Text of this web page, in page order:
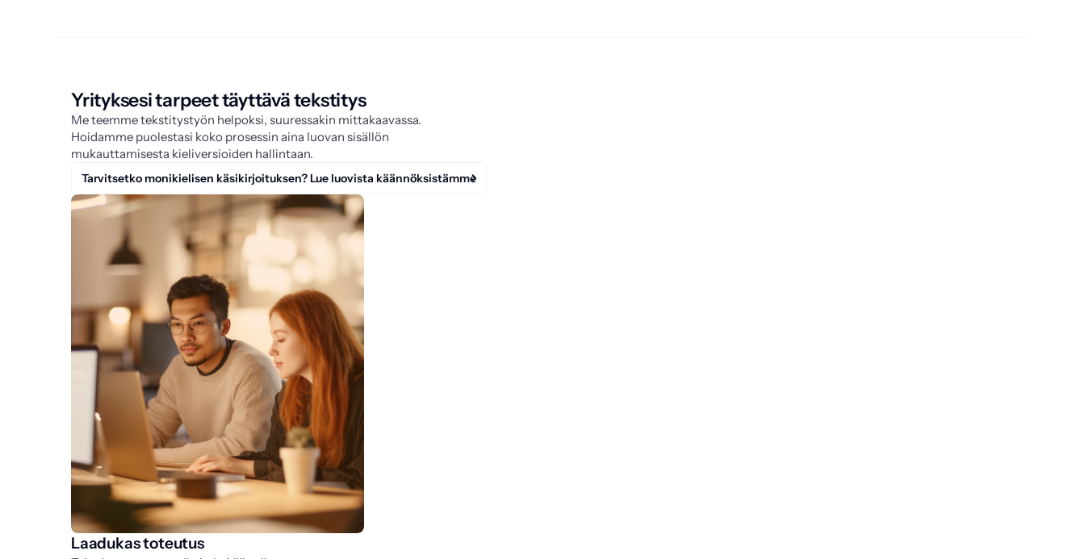
Yrityksesi tarpeet täyttävä tekstitys
Me teemme tekstitystyön helpoksi, suuressakin mittakaavassa.
Hoidamme puolestasi koko prosessin aina luovan sisällön
mukauttamisesta kieliversioiden hallintaan.
Tarvitsetko monikielisen käsikirjoituksen? Lue luovista käännöksistämme
Laadukas toteutus